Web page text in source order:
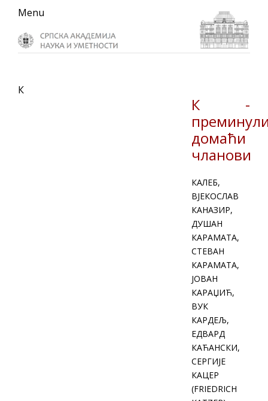
Skip
primary
navigation
Skip
main
content
Skip
primary
sidebar
Menu
К
К -
домаћи
чланови
КАЛЕБ,
ВЈЕКОСЛАВ
КАНАЗИР,
ДУШАН
КАРАМАТА,
СТЕВАН
КАРАМАТА,
ЈОВАН
КАРАЏИЋ,
ВУК
КАРДЕЉ,
ЕДВАРД
КАЋАНСКИ,
СЕРГИЈЕ
КАЦЕР
(FRIEDRICH